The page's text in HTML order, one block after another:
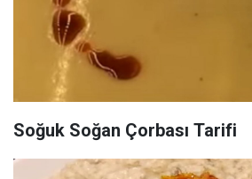
Soğuk Soğan Çorbası Tarifi